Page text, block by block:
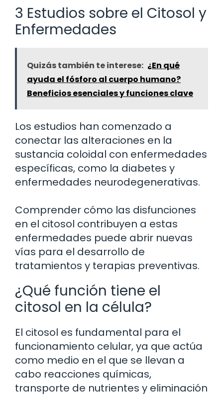
3 Estudios sobre el Citosol y
Enfermedades
Quizás también te interese: ¿En qué
ayuda el fósforo al cuerpo humano?
Beneficios esenciales y funciones clave
Los estudios han comenzado a
conectar las alteraciones en la
sustancia coloidal con enfermedades
específicas, como la diabetes y
enfermedades neurodegenerativas.
Comprender cómo las disfunciones
en el citosol contribuyen a estas
enfermedades puede abrir nuevas
vías para el desarrollo de
tratamientos y terapias preventivas.
¿Qué función tiene el
citosol en la célula?
El citosol es fundamental para el
funcionamiento celular, ya que actúa
como medio en el que se llevan a
cabo reacciones químicas,
transporte de nutrientes y eliminación